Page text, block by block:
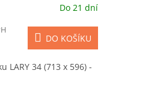
Do 21 dní
DO KOŠÍKU
LARY 34 (713 x 596) -